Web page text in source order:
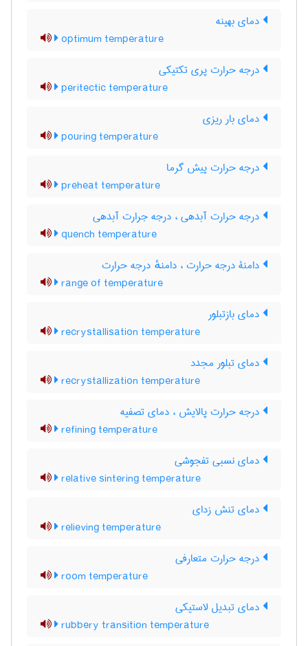
دمای بهینه
optimum temperature
درجه حرارت پری تکتیکی
peritectic temperature
دمای بار ریزی
pouring temperature
درجه حرارت پیش گرما
preheat temperature
درجه حرارت آبدهی ، درجه جرارت آبدهی
quench temperature
دامنۀ درجه حرارت ، دامنهٔ درجه حرارت
range of temperature
دمای بازتبلور
recrystallisation temperature
دمای تبلور مجدد
recrystallization temperature
درجه حرارت پالایش ، دمای تصفیه
refining temperature
دمای نسبی تفجوشی
relative sintering temperature
دمای تنش زدای
relieving temperature
درجه حرارت متعارفی
room temperature
دمای تبدیل لاستیکی
rubbery transition temperature